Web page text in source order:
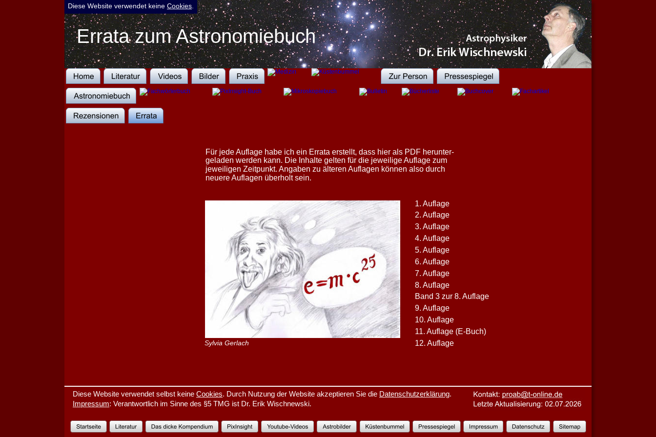
Errata zum Astronomiebuch
Impressum: Verantwortlich im Sinne des §5 TMG ist Dr. Erik Wischnewski.
Diese Website verwendet selbst keine Cookies. Durch Nutzung der Website akzeptieren Sie die Datenschutzerklärung.
Für jede Auflage habe ich ein Errata erstellt, dass hier als PDF herunter-
geladen werden kann. Die Inhalte gelten für die jeweilige Auflage zum
jeweiligen Zeitpunkt. Angaben zu älteren Auflagen können also durch
neuere Auflagen überholt sein.
Sylvia Gerlach
1. Auflage
2. Auflage
3. Auflage
4. Auflage
5. Auflage
6. Auflage
7. Auflage
8. Auflage
Band 3 zur 8. Auflage
9. Auflage
10. Auflage
11. Auflage (E-Buch)
12. Auflage
Diese Website verwendet keine Cookies.